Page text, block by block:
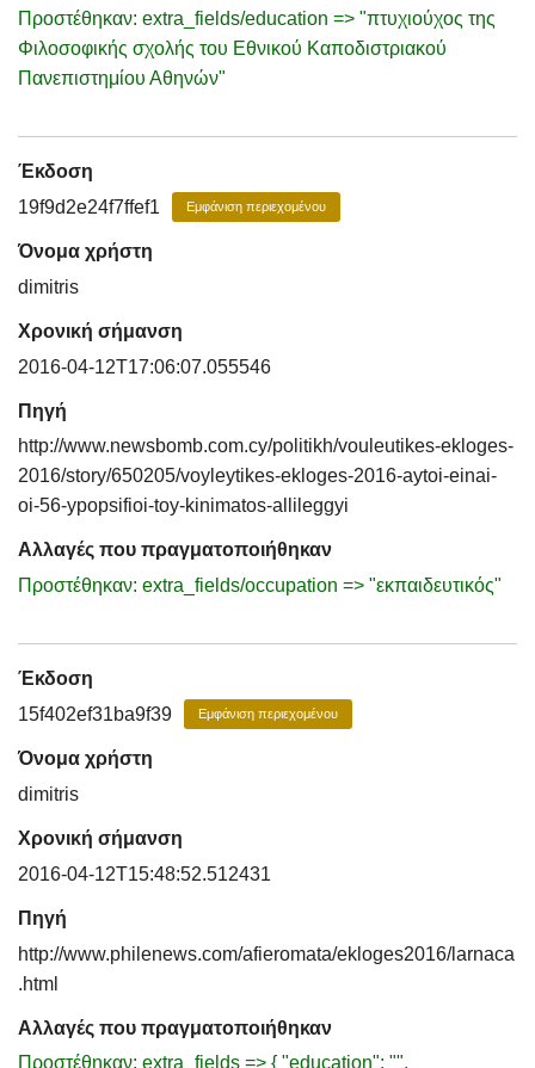
Προστέθηκαν: extra_fields/education => "πτυχιούχος της
Φιλοσοφικής σχολής του Εθνικού Καποδιστριακού
Πανεπιστημίου Αθηνών"
Έκδοση
19f9d2e24f7ffef1
Εμφάνιση περιεχομένου
Όνομα χρήστη
dimitris
Χρονική σήμανση
2016-04-12T17:06:07.055546
Πηγή
http://www.newsbomb.com.cy/politikh/vouleutikes-ekloges-
2016/story/650205/voyleytikes-ekloges-2016-aytoi-einai-
oi-56-ypopsifioi-toy-kinimatos-allileggyi
Αλλαγές που πραγματοποιήθηκαν
Προστέθηκαν: extra_fields/occupation => "εκπαιδευτικός"
Έκδοση
15f402ef31ba9f39
Εμφάνιση περιεχομένου
Όνομα χρήστη
dimitris
Χρονική σήμανση
2016-04-12T15:48:52.512431
Πηγή
http://www.philenews.com/afieromata/ekloges2016/larnaca
.html
Αλλαγές που πραγματοποιήθηκαν
Προστέθηκαν: extra_fields => { "education": "",